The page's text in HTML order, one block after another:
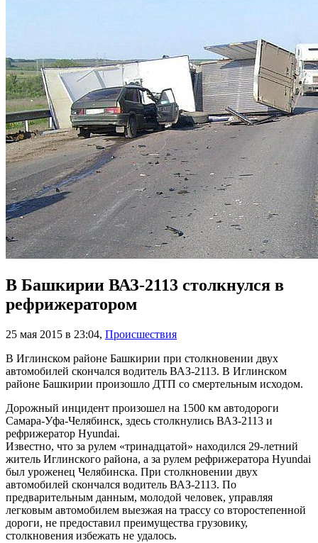
В Башкирии ВАЗ-2113 столкнулся в
рефрижератором
25 мая 2015 в 23:04, Происшествия
В Иглинском районе Башкирии при столкновении двух
автомобилей скончался водитель ВАЗ-2113. В Иглинском
районе Башкирии произошло ДТП со смертельным исходом.
Дорожный инцидент произошел на 1500 км автодороги
Самара-Уфа-Челябинск, здесь столкнулись ВАЗ-2113 и
рефрижератор Hyundai.
Известно, что за рулем «тринадцатой» находился 29-летний
житель Иглинского района, а за рулем рефрижератора Hyundai
был уроженец Челябинска. При столкновении двух
автомобилей скончался водитель ВАЗ-2113. По
предварительным данным, молодой человек, управляя
легковым автомобилем выезжая на трассу со второстепенной
дороги, не предоставил преимущества грузовику,
столкновения избежать не удалось.